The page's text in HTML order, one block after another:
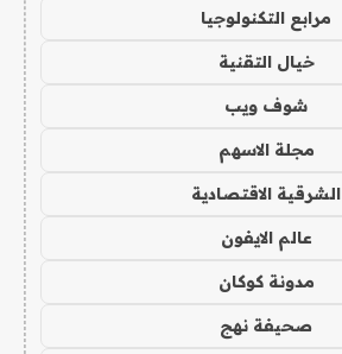
مرابع التكنولوجيا
خيال التقنية
شوف ويب
مجلة الاسهم
الشرقية الاقتصادية
عالم الايفون
مدونة كوكان
صحيفة نهج